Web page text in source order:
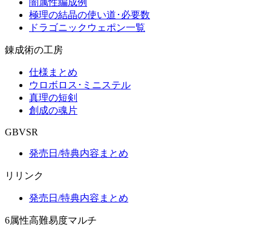
闇属性編成例
極理の結晶の使い道･必要数
ドラゴニックウェポン一覧
錬成術の工房
仕様まとめ
ウロボロス･ミニステル
真理の短剣
創成の魂片
GBVSR
発売日/特典内容まとめ
リリンク
発売日/特典内容まとめ
6属性高難易度マルチ